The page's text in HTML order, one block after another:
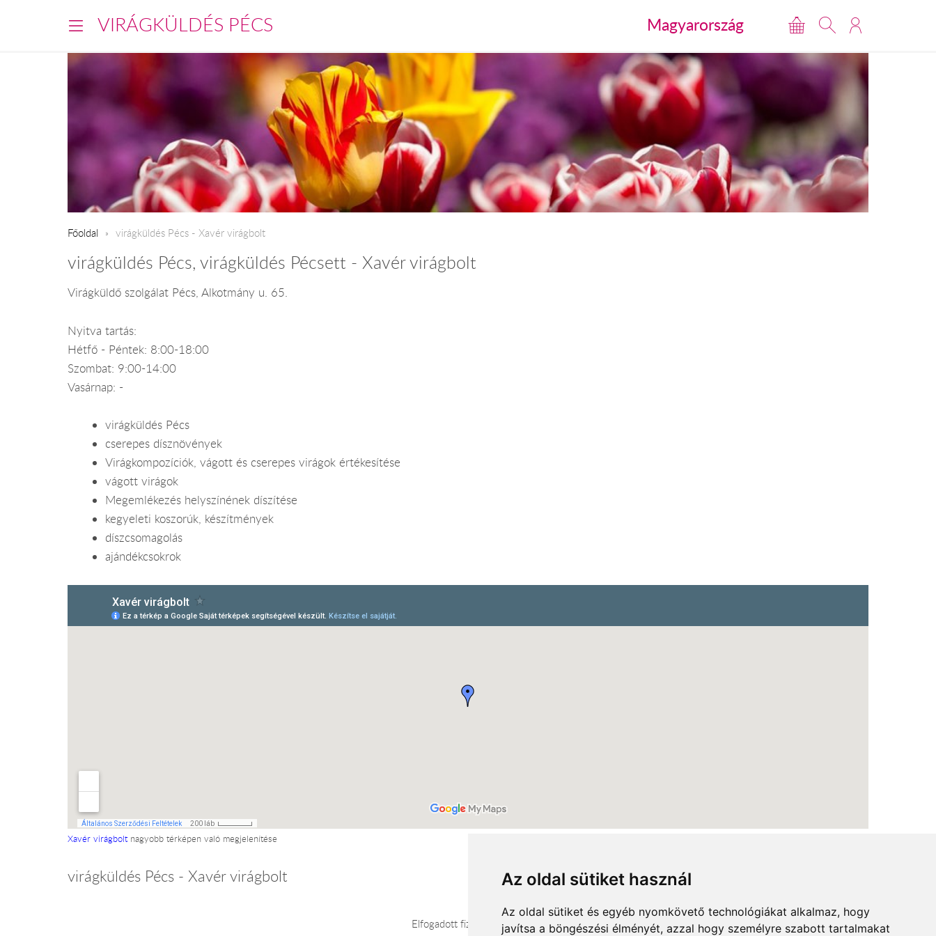
Az oldal sütiket használ
Az oldal sütiket és egyéb nyomkövető technológiákat alkalmaz, hogy
javítsa a böngészési élményét, azzal hogy személyre szabott tartalmakat
VIRÁGKÜLDÉS PÉCS Magyarország
Főoldal virágküldés Pécs - Xavér virágbolt
virágküldés Pécs, virágküldés Pécsett - Xavér virágbolt
Virágküldő szolgálat Pécs, Alkotmány u. 65.
Nyitva tartás:
Hétfő - Péntek: 8:00-18:00
Szombat: 9:00-14:00
Vasárnap: -
virágküldés Pécs
cserepes dísznövények
Virágkompozíciók, vágott és cserepes virágok értékesítése
vágott virágok
Megemlékezés helyszínének díszítése
kegyeleti koszorúk, készítmények
díszcsomagolás
ajándékcsokrok
Xavér virágboltnagyobb térképen való megjelenítése
virágküldés Pécs - Xavér virágbolt
Elfogadott fizetési módok